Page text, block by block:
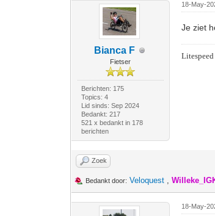
Bianca F
Fietser
Berichten: 175
Topics: 4
Lid sinds: Sep 2024
Bedankt: 217
521 x bedankt in 178
berichten
18-May-
Je ziet
Zoek
Bedankt door: Veloquest ,
18-May-